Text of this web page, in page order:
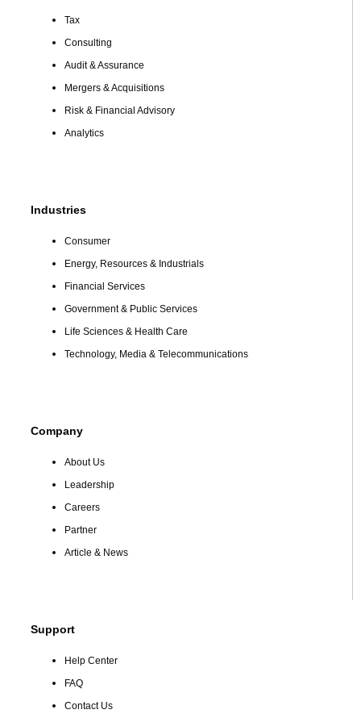
Tax
Consulting
Audit & Assurance
Mergers & Acquisitions
Risk & Financial Advisory
Analytics
Industries
Consumer
Energy, Resources & Industrials
Financial Services
Government & Public Services
Life Sciences & Health Care
Technology, Media & Telecommunications
Company
About Us
Leadership
Careers
Partner
Article & News
Support
Help Center
FAQ
Contact Us